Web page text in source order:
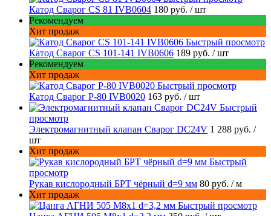
Катод Сварог CS 81 IVB0604 180 руб. / шт
Рекомендуем
Хит продаж
Быстрый просмотр
Катод Сварог CS 101-141 IVB0606 189 руб. / шт
Рекомендуем
Хит продаж
Быстрый просмотр
Катод Сварог P-80 IVB0020 163 руб. / шт
Быстрый
просмотр
Электромагнитный клапан Сварог DC24V 1 288 руб. /
шт
Хит продаж
Быстрый
просмотр
Рукав кислородный БРТ чёрный d=9 мм 80 руб. / м
Хит продаж
Быстрый просмотр